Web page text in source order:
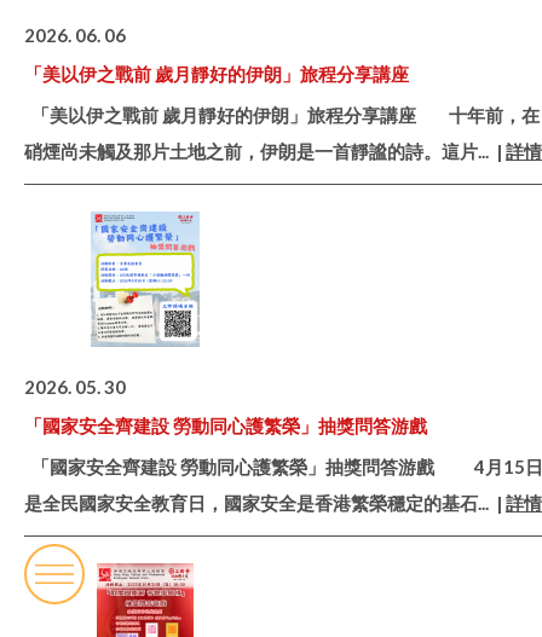
2026. 06. 06
「美以伊之戰前 歲月靜好的伊朗」旅程分享講座
「美以伊之戰前 歲月靜好的伊朗」旅程分享講座 十年前，在
硝煙尚未觸及那片土地之前，伊朗是一首靜謐的詩。這片... | 詳情
2026. 05. 30
「國家安全齊建設 勞動同心護繁榮」抽獎問答游戲
「國家安全齊建設 勞動同心護繁榮」抽獎問答游戲 4月15日
是全民國家安全教育日，國家安全是香港繁榮穩定的基石... | 詳情